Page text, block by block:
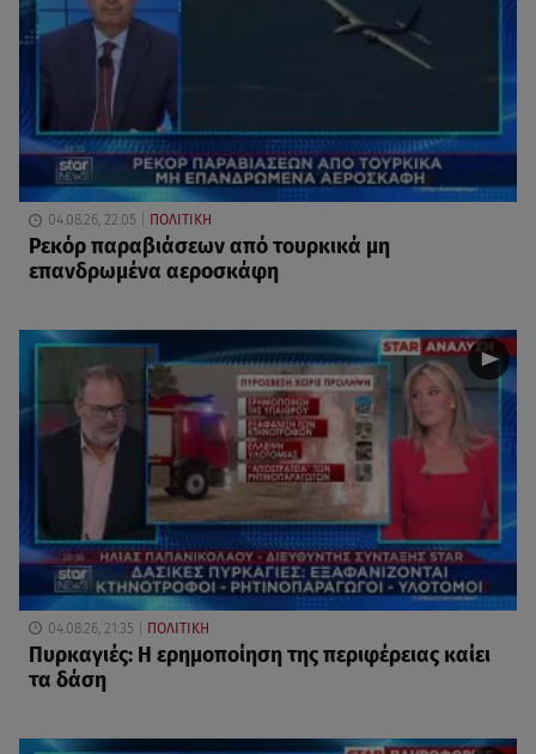
04.08.26, 22:05 ΠΟΛΙΤΙΚΗ
Ρεκόρ παραβιάσεων από τουρκικά μη
επανδρωμένα αεροσκάφη
04.08.26, 21:35 ΠΟΛΙΤΙΚΗ
Πυρκαγιές: Η ερημοποίηση της περιφέρειας καίει
τα δάση